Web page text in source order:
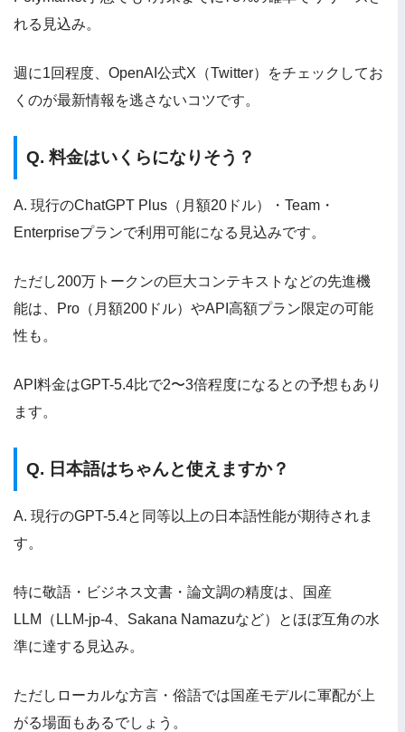
れる見込み。
週に1回程度、OpenAI公式X（Twitter）をチェックしてお
くのが最新情報を逃さないコツです。
Q. 料金はいくらになりそう？
A. 現行のChatGPT Plus（月額20ドル）・Team・
Enterpriseプランで利用可能になる見込みです。
ただし200万トークンの巨大コンテキストなどの先進機
能は、Pro（月額200ドル）やAPI高額プラン限定の可能
性も。
API料金はGPT-5.4比で2〜3倍程度になるとの予想もあり
ます。
Q. 日本語はちゃんと使えますか？
A. 現行のGPT-5.4と同等以上の日本語性能が期待されま
す。
特に敬語・ビジネス文書・論文調の精度は、国産
LLM（LLM-jp-4、Sakana Namazuなど）とほぼ互角の水
準に達する見込み。
ただしローカルな方言・俗語では国産モデルに軍配が上
がる場面もあるでしょう。